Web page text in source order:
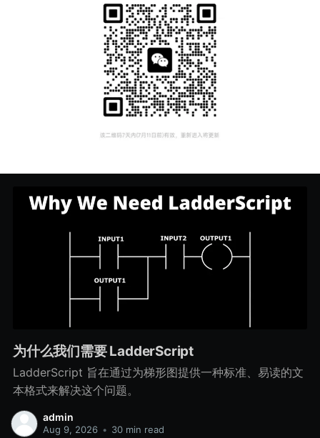
为什么我们需要 LadderScript
LadderScript 旨在通过为梯形图提供一种标准、易读的文
本格式来解决这个问题。
admin
Aug 9, 2026 • 30 min read